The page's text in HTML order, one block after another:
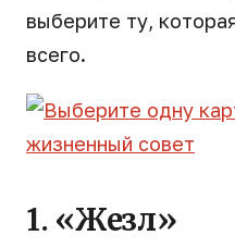
выберите ту,
всего.
1. «Жезл»